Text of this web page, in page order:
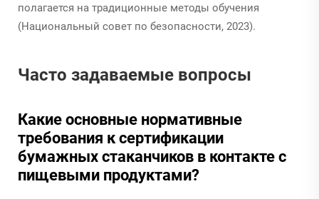
полагается на традиционные методы обучения
(Национальный совет по безопасности, 2023).
Часто задаваемые вопросы
Какие основные нормативные
требования к сертификации
бумажных стаканчиков в контакте с
пищевыми продуктами?